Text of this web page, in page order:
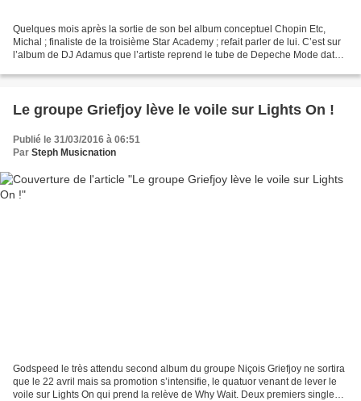
Quelques mois après la sortie de son bel album conceptuel Chopin Etc,
Michal ; finaliste de la troisième Star Academy ; refait parler de lui. C’est sur
l’album de DJ Adamus que l’artiste reprend le tube de Depeche Mode datant
Le groupe Griefjoy lève le voile sur Lights On !
Publié le 31/03/2016 à 06:51
Par Steph Musicnation
Godspeed le très attendu second album du groupe Niçois Griefjoy ne sortira
que le 22 avril mais sa promotion s’intensifie, le quatuor venant de lever le
voile sur Lights On qui prend la relève de Why Wait. Deux premiers singles